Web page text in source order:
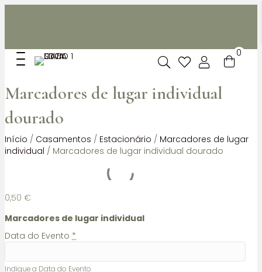
0
Marcadores de lugar individual
dourado
Início / Casamentos / Estacionário / Marcadores de lugar
individual / Marcadores de lugar individual dourado
0,50 €
Marcadores de lugar individual
Data do Evento *
Indique a Data do Evento